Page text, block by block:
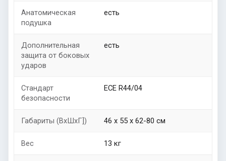
Анатомическая
подушка
есть
Дополнительная
защита от боковых
ударов
есть
Стандарт
безопасности
ECE R44/04
Габариты (ВхШxГ]) 46 х 55 х 62-80 см
Вес 13 кг